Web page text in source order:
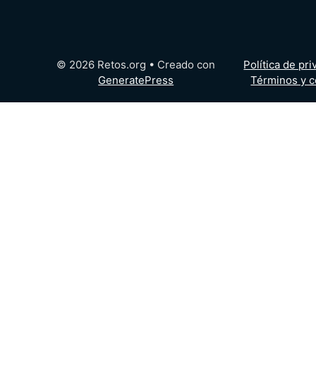
Política de
Términos y
© 2026 Retos.org • Creado con
GeneratePress